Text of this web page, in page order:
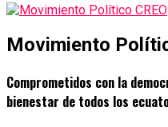
Movimiento
Comprometidos con la
bienestar de todos los